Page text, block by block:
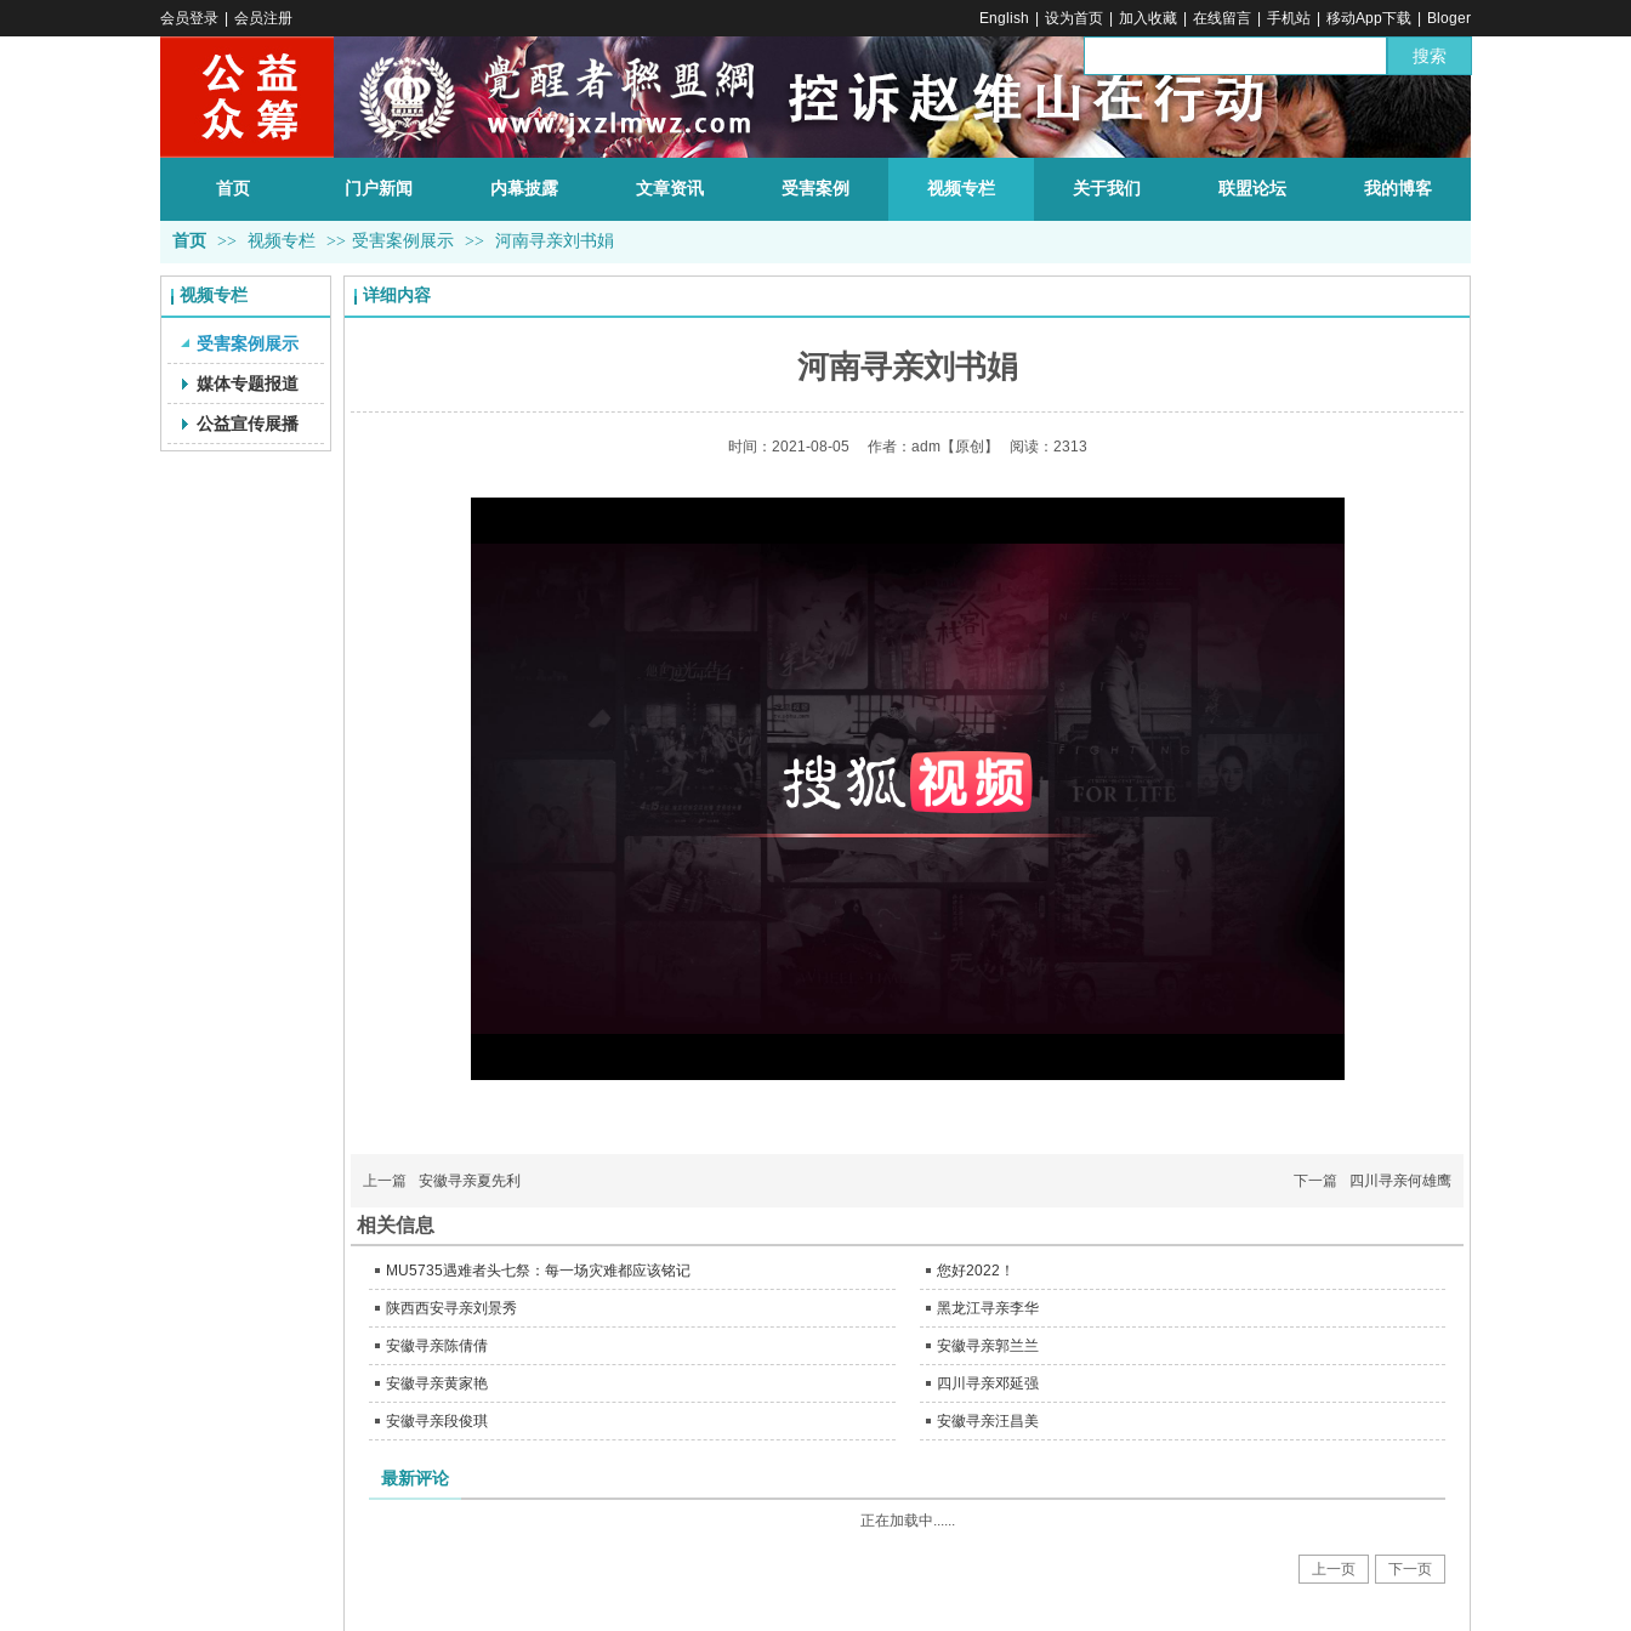
搜索
会员登录 会员注册 English 设为首页 加入收藏 在线留言 手机站 移动App下载 Bloger
首页 门户新闻 内幕披露 文章资讯 受害案例 视频专栏 关于我们 联盟论坛 我的博客
首页 >> 视频专栏 >> 受害案例展示 >> 河南寻亲刘书娟
视频专栏
受害案例展示
媒体专题报道
公益宣传展播
详细内容
河南寻亲刘书娟
时间：2021-08-05 作者：adm【原创】 阅读：2313
上一篇 安徽寻亲夏先利 下一篇 四川寻亲何雄鹰
相关信息
MU5735遇难者头七祭：每一场灾难都应该铭记 您好2022！
陕西西安寻亲刘景秀 黑龙江寻亲李华
安徽寻亲陈倩倩 安徽寻亲郭兰兰
安徽寻亲黄家艳 四川寻亲邓延强
安徽寻亲段俊琪 安徽寻亲汪昌美
最新评论
正在加载中......
上一页 下一页